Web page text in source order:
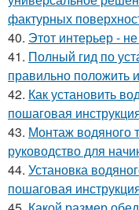
фактурных
40. Этот интерьер -
41. Полный гид по
правильно положить
42. Как установить
пошаговая
43. Монтаж водяного
руководство для
44. Установка
пошаговая